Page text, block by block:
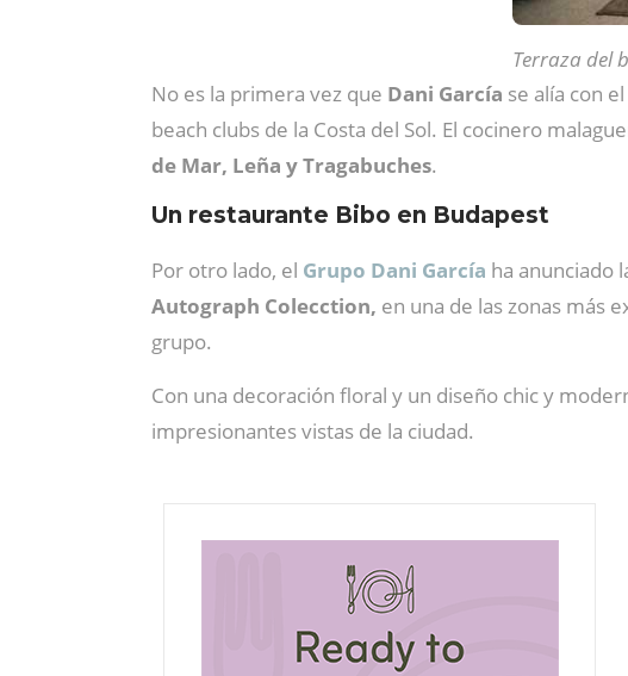
Terraza del
No es la primera vez que Dani García se alía con el
beach clubs de la Costa del Sol. El cocinero
de Mar, Leña y Tragabuches.
Un restaurante Bibo en Budapest
Por otro lado, el Grupo Dani García ha anunciado
Autograph Colecction, en una de las zonas más
grupo.
Con una decoración floral y un diseño chic y
impresionantes vistas de la ciudad.